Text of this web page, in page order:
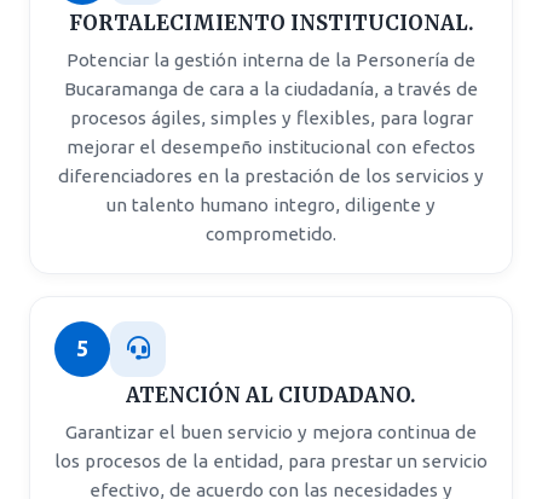
FORTALECIMIENTO INSTITUCIONAL.
Potenciar la gestión interna de la Personería de
Bucaramanga de cara a la ciudadanía, a través de
procesos ágiles, simples y flexibles, para lograr
mejorar el desempeño institucional con efectos
diferenciadores en la prestación de los servicios y
un talento humano integro, diligente y
comprometido.
5
ATENCIÓN AL CIUDADANO.
Garantizar el buen servicio y mejora continua de
los procesos de la entidad, para prestar un servicio
efectivo, de acuerdo con las necesidades y